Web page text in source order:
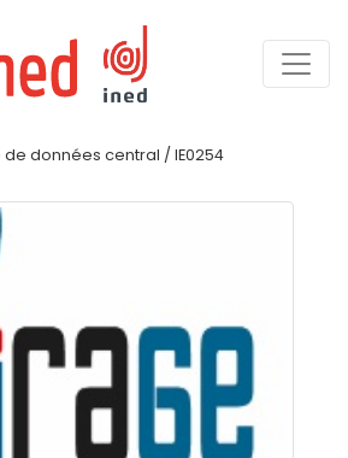
données central / IE0254